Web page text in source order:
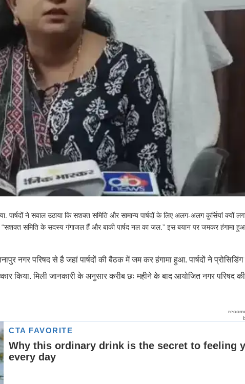
पार्षदों ने सवाल उठाया कि सशक्त समिति और सामान्य पार्षदों के लिए अलग-अलग कुर्सियां क्यों
“सशक्त समिति के सदस्य गंगाजल हैं और बाकी पार्षद नल का जल.” इस बयान पर जमकर हंगामा
नगर परिषद से है जहां पार्षदों की बैठक में जम कर हंगामा हुआ. पार्षदों ने
किया. मिली जानकारी के अनुसार करीब छः महीने के बाद आयोजित नगर परिषद